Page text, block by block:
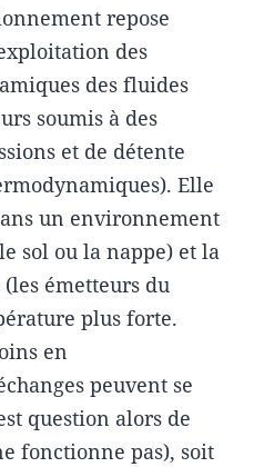
repose
des
des fluides
soumis à des
et de détente
Elle
un environnement
sol ou la nappe) et la
émetteurs du
plus forte.
en
peuvent se
question alors de
fonctionne pas), soit